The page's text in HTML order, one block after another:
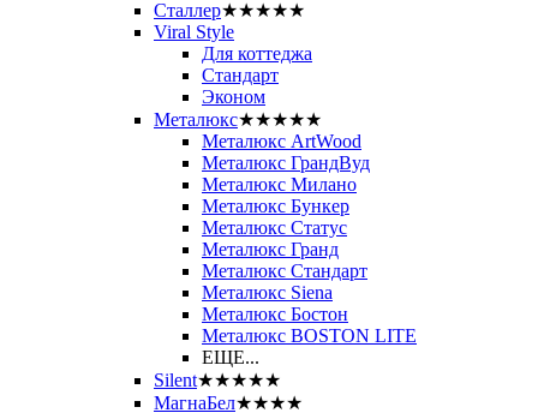
Сталлер★★★★★
Viral Style
Для коттеджа
Стандарт
Эконом
Металюкс★★★★★
Металюкс ArtWood
Металюкс ГрандВуд
Металюкс Милано
Металюкс Бункер
Металюкс Статус
Металюкс Гранд
Металюкс Стандарт
Металюкс Siena
Металюкс Бостон
Металюкс BOSTON LITE
ЕЩЕ...
Silent★★★★★
МагнаБел★★★★